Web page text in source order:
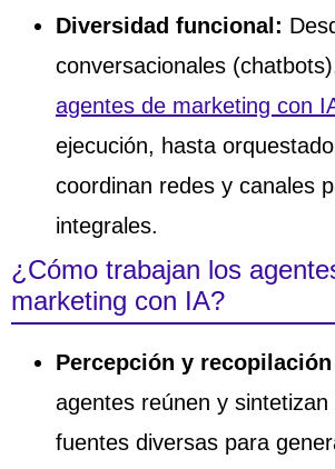
Diversidad funcional:
conversacionales
agentes de marketing con
ejecución, hasta
coordinan redes y canales
integrales.
¿Cómo trabajan los
marketing con IA?
Percepción y
agentes reúnen y
fuentes diversas para